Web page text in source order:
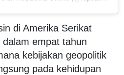
di Amerika Serikat
dalam empat tahun
kebijakan geopolitik
pada kehidupan